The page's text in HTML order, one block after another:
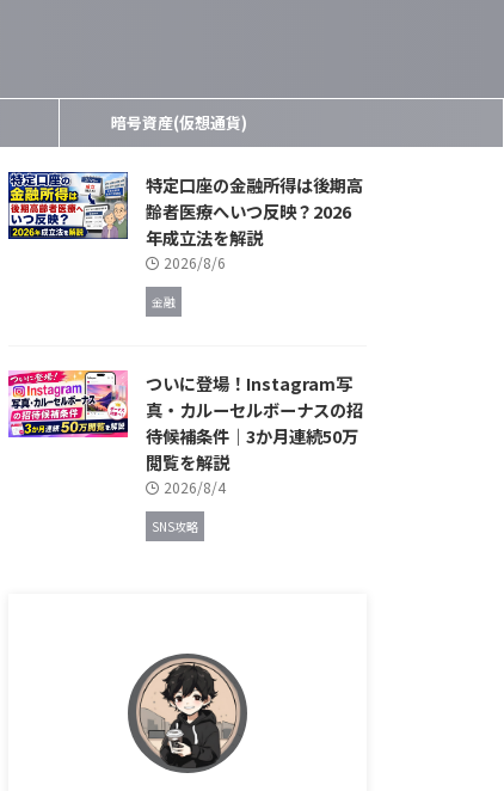
暗号資産(仮想通貨)
特定口座の金融所得は後期高
齢者医療へいつ反映？2026
年成立法を解説
2026/8/6
金融
ついに登場！Instagram写
真・カルーセルボーナスの招
待候補条件｜3か月連続50万
閲覧を解説
2026/8/4
SNS攻略